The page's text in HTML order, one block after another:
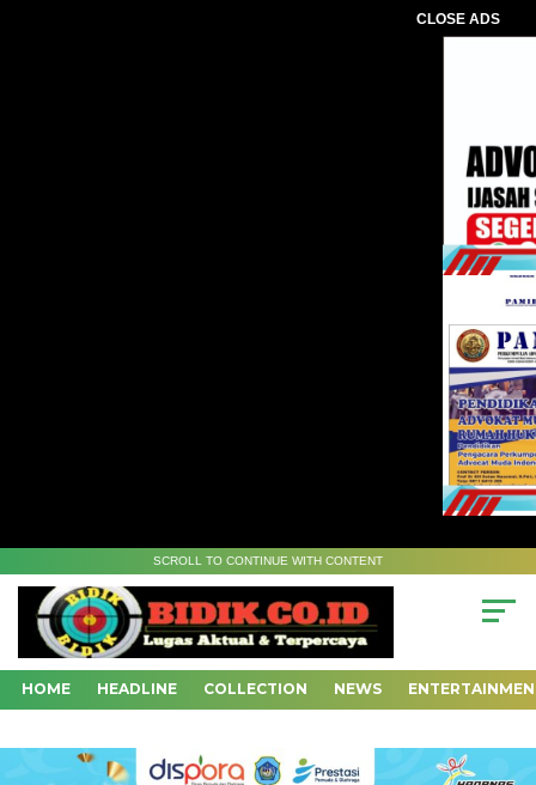
CLOSE ADS
SCROLL TO CONTINUE WITH CONTENT
HOME HEADLINE COLLECTION NEWS